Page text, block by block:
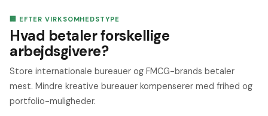
🏢 EFTER VIRKSOMHEDSTYPE
Hvad betaler forskellige
arbejdsgivere?
Store internationale bureauer og FMCG-brands betaler
mest. Mindre kreative bureauer kompenserer med frihed og
portfolio-muligheder.